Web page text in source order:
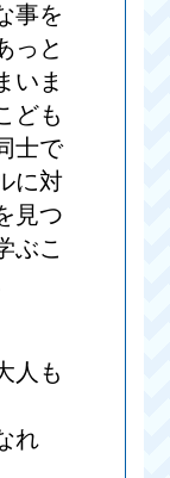
事を
っと
いま
ども
士で
に対
見つ
ぶこ
人も
れ